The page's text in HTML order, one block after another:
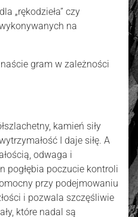
„rękodzieła” czy
na
gram w zależności
kamień siły
I daje siłę. A
odwaga i
pogłębia poczucie kontroli
przy podejmowaniu
i pozwala szczęśliwie
które nadal są